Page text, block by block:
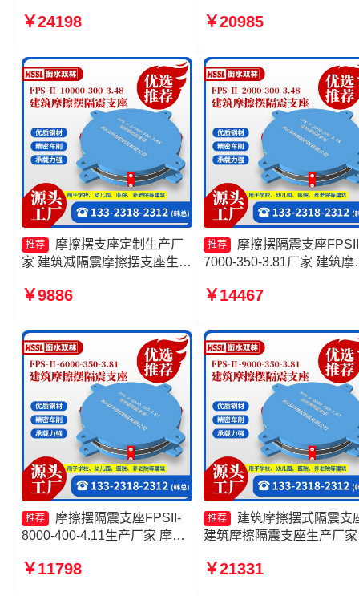
摩擦摆建筑隔震支座源头工厂
350-3.81厂家
￥24198
隔震支座厂家 摩擦摆隔震
￥20985
推荐
摩擦摆支座定制生产厂
家 建筑减隔震摩擦摆支座生产
10000-300-3.48厂家
工厂
￥9886
推荐
摩擦摆隔震支座
7000-350-3.81厂家 建筑摩
JZQZ-15000多少钱 建筑摩
￥14467
推荐
摩擦摆隔震支座FPSII-
8000-400-4.11生产厂家 摩擦
厂 摩擦摆建筑隔震支座源头工
￥11798
推荐
建筑摩擦摆式隔震支
建筑摩擦隔震支座生产厂
FPSII-9000-300-3.48源头
￥21331